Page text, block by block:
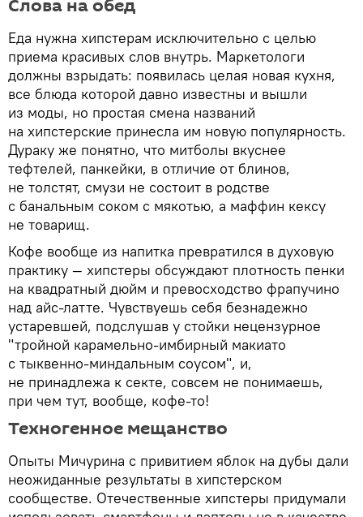
Слова на обед
Еда нужна хипстерам исключительно с целью
приема красивых слов внутрь. Маркетологи
должны взрыдать: появилась целая новая кухня,
все блюда которой давно известны и вышли
из моды, но простая смена названий
на хипстерские принесла им новую популярность.
Дураку же понятно, что митболы вкуснее
тефтелей, панкейки, в отличие от блинов,
не толстят, смузи не состоит в родстве
с банальным соком с мякотью, а маффин кексу
не товарищ.
Кофе вообще из напитка превратился в духовую
практику — хипстеры обсуждают плотность пенки
на квадратный дюйм и превосходство фрапучино
над айс-латте. Чувствуешь себя безнадежно
устаревшей, подслушав у стойки нецензурное
"тройной карамельно-имбирный макиато
с тыквенно-миндальным соусом", и,
не принадлежа к секте, совсем не понимаешь,
при чем тут, вообще, кофе-то!
Техногенное мещанство
Опыты Мичурина с привитием яблок на дубы дали
неожиданные результаты в хипстерском
сообществе. Отечественные хипстеры придумали